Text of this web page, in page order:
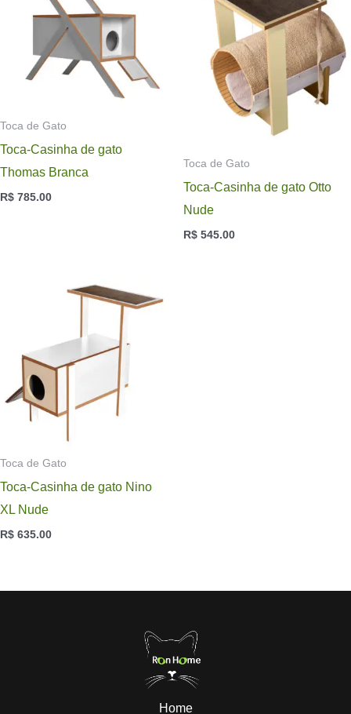
Toca de Gato
Toca-Casinha de gato
Thomas Branca
R$ 785.00
Toca de Gato
Toca-Casinha de gato Otto
Nude
R$ 545.00
Toca de Gato
Toca-Casinha de gato Nino
XL Nude
R$ 635.00
Home